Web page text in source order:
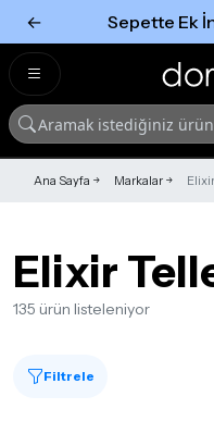
← Sepette Ek
Ana Sayfa Markalar Elixir
Elixir
135 ürün listeleniyor
Filtrele